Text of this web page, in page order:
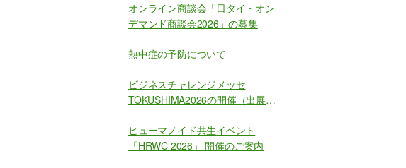
オンライン商談会「日タイ・オン
デマンド商談会2026」の募集
熱中症の予防について
ビジネスチャレンジメッセ
TOKUSHIMA2026の開催（出展募
ヒューマノイド共生イベント
「HRWC 2026」 開催のご案内